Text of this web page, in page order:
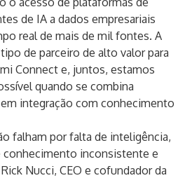
de IA a dados empresariais
real de mais de mil fontes. A
de parceiro de alto valor para
Connect e, juntos, estamos
quando se combina
integração com conhecimento
falham por falta de inteligência,
conhecimento inconsistente e
Nucci, CEO e cofundador da